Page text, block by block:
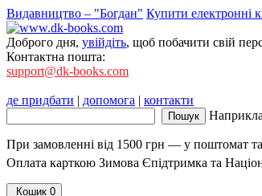
Видавництво – "Богдан" Купити електронні
Доброго дня, увійдіть, щоб побачити свій
Контактна пошта:
support@dk-books.com
де придбати | допомога | контакти
При замовленні від 1500 грн — у поштомат та
Оплата карткою Зимова Єпідтримка та
Кошик 0